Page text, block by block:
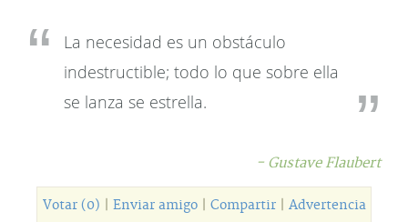
La necesidad es un obstáculo
indestructible; todo lo que sobre ella
se lanza se estrella.
- Gustave Flaubert
Votar (0) Enviar amigo| Compartir| Advertencia